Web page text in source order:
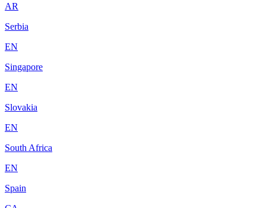
AR
Serbia
EN
Singapore
EN
Slovakia
EN
South Africa
EN
Spain